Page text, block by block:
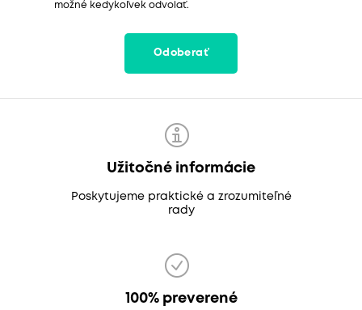
možné kedykoľvek odvolať.
Odoberať
Užitočné informácie
Poskytujeme praktické a zrozumiteľné
rady
100% preverené